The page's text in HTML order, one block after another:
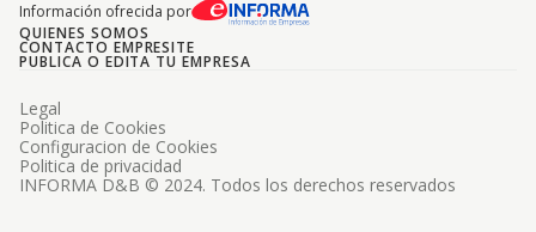
Información ofrecida por
QUIENES SOMOS
CONTACTO EMPRESITE
PUBLICA O EDITA TU EMPRESA
INFORMA D&B © 2024. Todos los derechos reservados
Legal
Politica de Cookies
Configuracion de Cookies
Politica de privacidad